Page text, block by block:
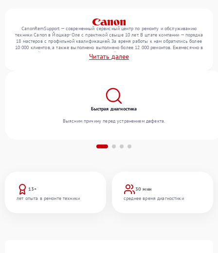
CanonRemSupport — современный сервисный центр по ремонту и обслуживанию
техники Canon в Йошкар-Оле с практикой свыше 10 лет. В штате компании — порядка
18 мастеров с профильной квалификацией. За время работы к нам обратились более
10 000 клиентов, а также выполнено выполнено более 12 000 ремонтов. Ежемесячно в
сервисный центр поступает более 300 устройств, включая , , . Мы выполняем ремонт
различного уровня сложности и обеспечиваем надежный результат благодаря
Читать далее
13+
лет опыта в ремонте техники
30 мин
среднее время диагностики
Быстрая диагностика
Выясним причину перед устранением дефекта.